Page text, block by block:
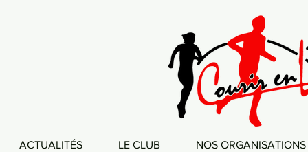
ACTUALITÉS LE CLUB NOS ORGANISATIONS